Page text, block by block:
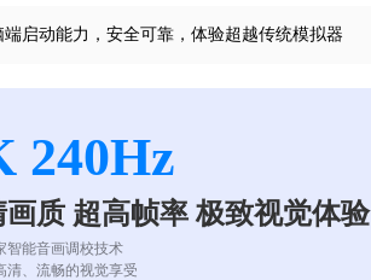
启动能力，安全可靠，体验超越传统模拟器
240Hz
画质 超高帧率 极致视觉体验
智能音画调校技术
清、流畅的视觉享受